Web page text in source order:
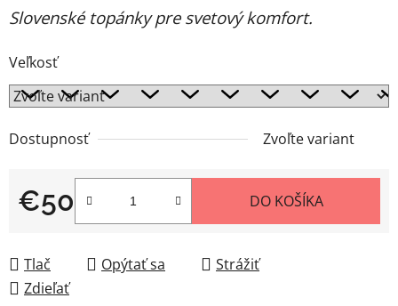
Slovenské topánky pre svetový komfort.
Veľkosť
Dostupnosť Zvoľte variant
€50
Jednotková cena:
DO KOŠÍKA
Tlač Opýtať sa
Strážiť
Zdieľať